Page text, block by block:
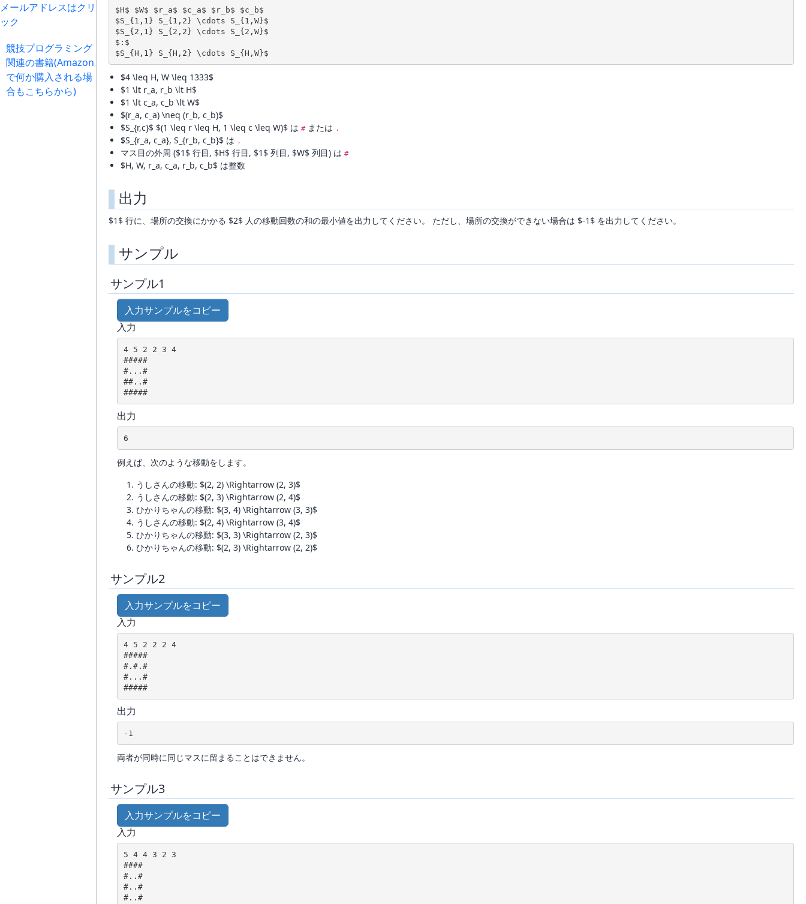
メールアドレスはクリ
ック
競技プログラミング
関連の書籍(Amazon
で何か購入される場
合もこちらから)
$H$ $W$ $r_a$ $c_a$ $r_b$ $c_b$
$S_{1,1} S_{1,2} \cdots S_{1,W}$
$S_{2,1} S_{2,2} \cdots S_{2,W}$
$:$
$4 \leq H, W \leq 1333$
$1 \lt r_a, r_b \lt H$
$1 \lt c_a, c_b \lt W$
$(r_a, c_a) \neq (r_b, c_b)$
$S_{r,c}$ $(1 \leq r \leq H, 1 \leq c \leq W)$ は #または .
$S_{r_a, c_a}, S_{r_b, c_b}$ は .
マス目の外周 ($1$ 行目, $H$ 行目, $1$ 列目, $W$ 列目) は #
$H, W, r_a, c_a, r_b, c_b$ は整数
出力
$1$ 行に、場所の交換にかかる $2$ 人の移動回数の和の最小値を出力してください。 ただし、場所の交換ができない場合は $-1$ を出力してください。
サンプル
サンプル1
入力サンプルをコピー
入力
4 5 2 2 3 4
#####
#...#
##..#
#####
出力
6
例えば、次のような移動をします。
うしさんの移動: $(2, 2) \Rightarrow (2, 3)$
うしさんの移動: $(2, 3) \Rightarrow (2, 4)$
ひかりちゃんの移動: $(3, 4) \Rightarrow (3, 3)$
うしさんの移動: $(2, 4) \Rightarrow (3, 4)$
ひかりちゃんの移動: $(3, 3) \Rightarrow (2, 3)$
ひかりちゃんの移動: $(2, 3) \Rightarrow (2, 2)$
サンプル2
入力サンプルをコピー
入力
4 5 2 2 2 4
#####
#.#.#
#...#
#####
出力
-1
両者が同時に同じマスに留まることはできません。
サンプル3
入力サンプルをコピー
入力
5 4 4 3 2 3
####
#..#
#..#
#..#